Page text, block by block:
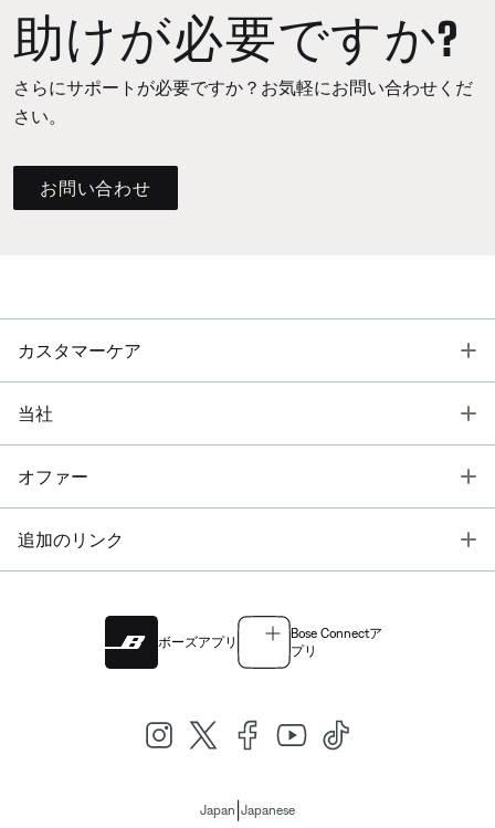
助けが必要ですか?
さらにサポートが必要ですか？お気軽にお問い合わせくだ
さい。
お問い合わせ
カスタマーケア
当社
オファー
追加のリンク
ボーズアプリ
Bose Connectア
プリ
Japan Japanese